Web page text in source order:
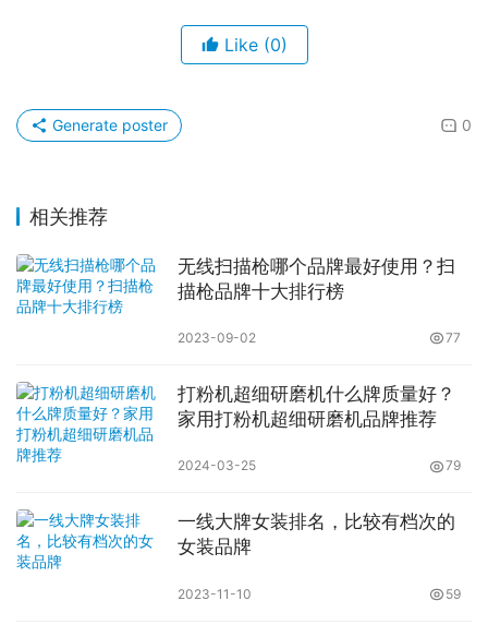
Like (0)
0
Generate poster
相关推荐
无线扫描枪哪个品牌最好使用？扫
描枪品牌十大排行榜
2023-09-02 77
打粉机超细研磨机什么牌质量好？
家用打粉机超细研磨机品牌推荐
2024-03-25 79
一线大牌女装排名，比较有档次的
女装品牌
2023-11-10 59